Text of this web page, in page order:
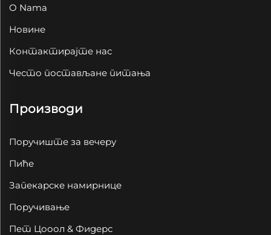
O Nama
Новине
Контактирајте нас
Често постављане питања
Производи
Поручиште за вечеру
Пиће
Запекарске намирнице
Поручивање
Пет Цооол & Фидерс